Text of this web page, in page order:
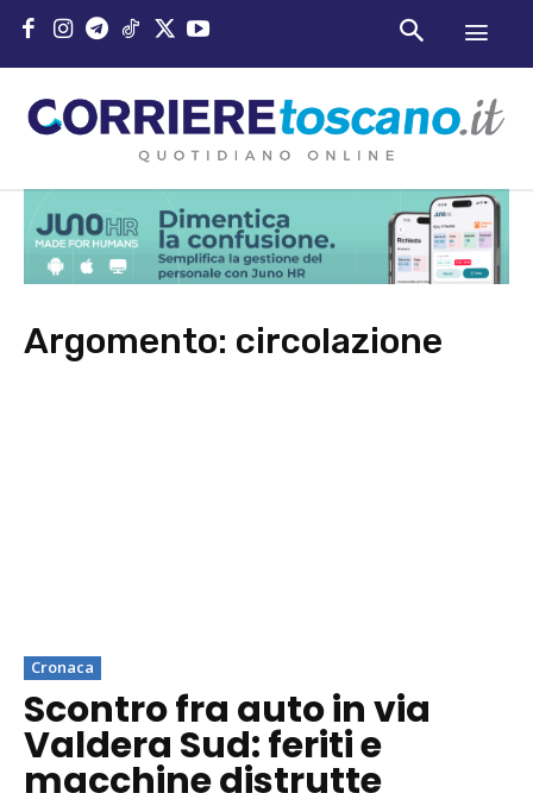
Argomento: circolazione
Cronaca
Scontro fra auto in via
Valdera Sud: feriti e
macchine distrutte